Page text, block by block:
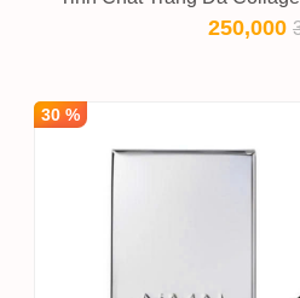
250,000
30 %